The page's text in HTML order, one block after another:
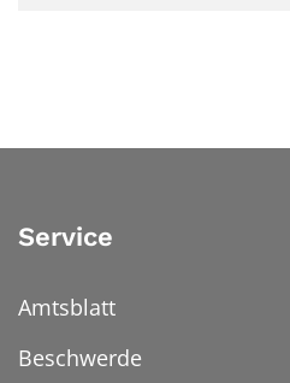
Service
Amtsblatt
Beschwerde